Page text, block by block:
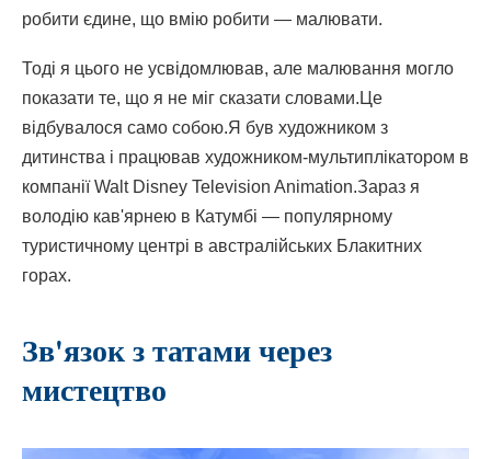
робити єдине, що вмію робити — малювати.
Тоді я цього не усвідомлював, але малювання могло
показати те, що я не міг сказати словами.Це
відбувалося само собою.Я був художником з
дитинства і працював художником-мультиплікатором в
компанії Walt Disney Television Animation.Зараз я
володію кав'ярнею в Катумбі — популярному
туристичному центрі в австралійських Блакитних
горах.
Зв'язок з татами через
мистецтво